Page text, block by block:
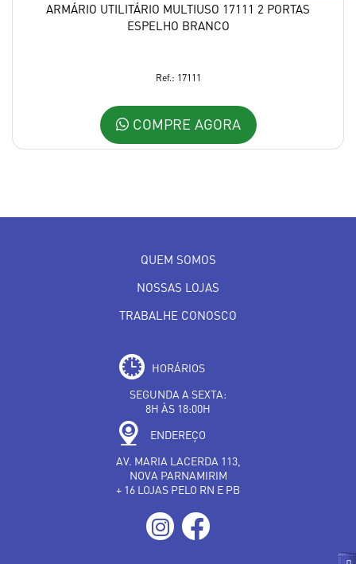
ARMÁRIO UTILITÁRIO MULTIUSO 17111 2 PORTAS
ESPELHO BRANCO
Ref.: 17111
COMPRE AGORA
QUEM SOMOS
NOSSAS LOJAS
TRABALHE CONOSCO
HORÁRIOS
SEGUNDA A SEXTA:
8H ÀS 18:00H
ENDEREÇO
AV. MARIA LACERDA 113,
NOVA PARNAMIRIM
+ 16 LOJAS PELO RN E PB